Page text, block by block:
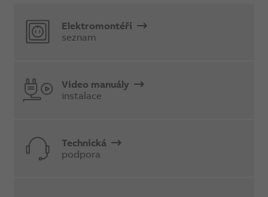
Elektromontéři
seznam
Video manuály
instalace
Technická
podpora